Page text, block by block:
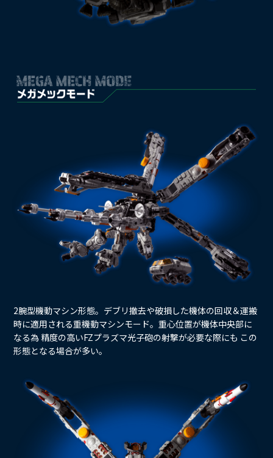
2腕型機動マシン形態。デブリ撤去や破損した機体の回収＆運搬
時に適用される重機動マシンモード。重心位置が機体中央部に
なる為 精度の高いFZプラズマ光子砲の射撃が必要な際にも この
形態となる場合が多い。